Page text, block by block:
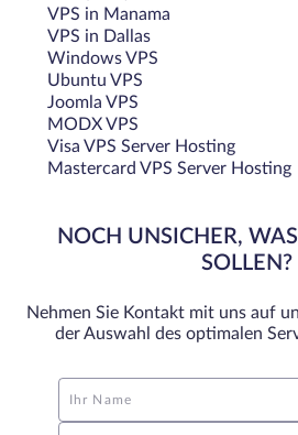
VPS in Manama
VPS in Dallas
Windows VPS
Ubuntu VPS
Joomla VPS
MODX VPS
Visa VPS Server Hosting
Mastercard VPS Server Hosting
NOCH UNSICHER,
SOLLEN?
Nehmen Sie Kontakt mit uns auf
der Auswahl des optimalen
Ihr Name